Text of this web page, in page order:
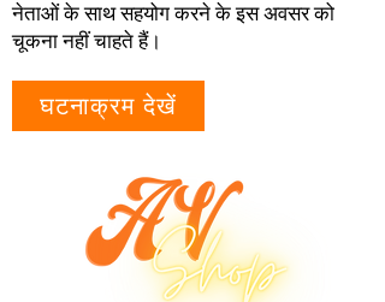
नेताओं के साथ सहयोग करने के इस अवसर को
चूकना नहीं चाहते हैं।
घटनाक्रम देखें